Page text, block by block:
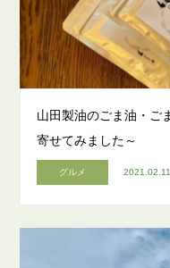
山田製油のごま油・ご
寄せてみました～
グルメ 2021.02.11